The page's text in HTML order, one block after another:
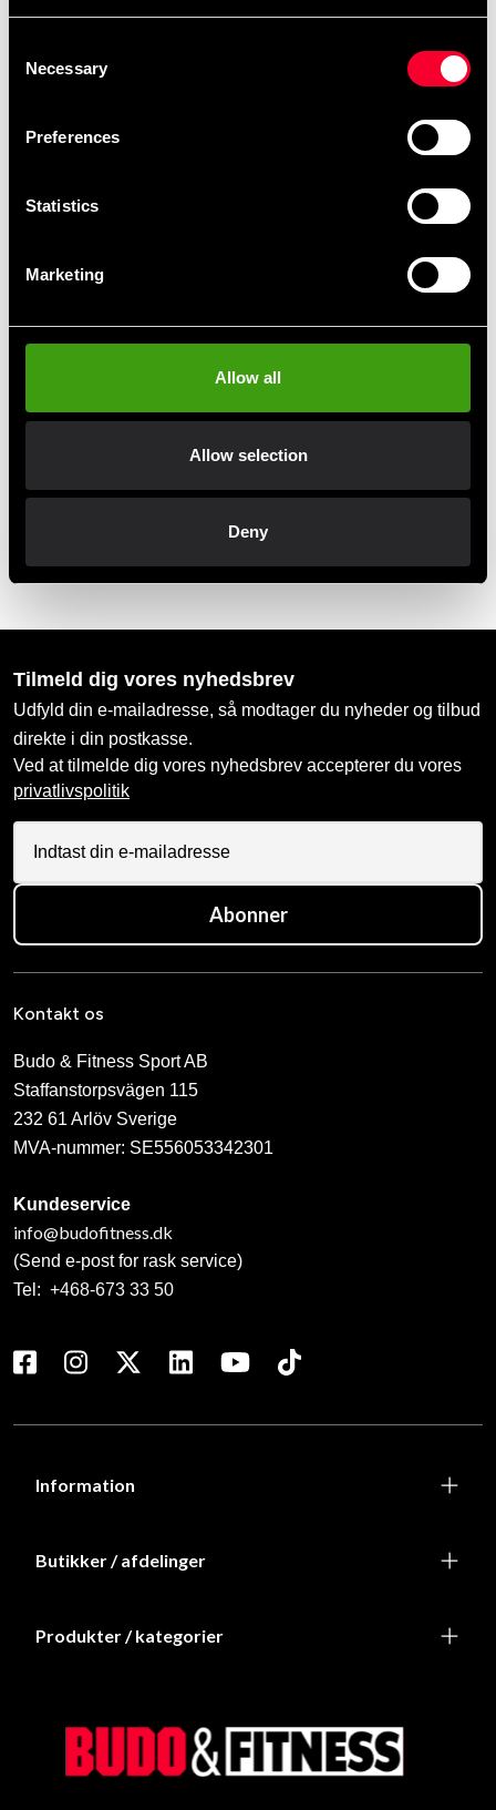
Selection
Necessary
Preferences
Statistics
Marketing
Allow all
Allow selection
Deny
Fås i fire forskellige styrker. Gul - 23 kg - 7 mm Blå - 29
Klubrabatter
Betal nemt, enkelt og sikkert
Afhentes i butik
Bestil og afhent i nærmeste butik
Tilmeld dig vores nyhedsbrev
Udfyld din e-mailadresse, så modtager du nyheder og tilbud
direkte i din postkasse.
Ved at tilmelde dig vores nyhedsbrev accepterer du vores
privatlivspolitik
Abonner
Kontakt os
Budo & Fitness Sport AB
Staffanstorpsvägen 115
232 61 Arlöv Sverige
MVA-nummer: SE556053342301
Kundeservice
info@budofitness.dk
(Send e-post for rask service)
Tel: +468-673 33 50
Information
Butikker / afdelinger
Produkter / kategorier